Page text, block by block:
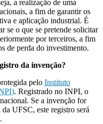
a realização de uma
a fim de garantir os
e aplicação industrial. É
se o que se pretende solicitar
por terceiros, a fim
de perda do investimento.
da invenção?
pelo Instituto
. Registrado no INPI, o
Se a invenção for
UFSC, este registro será